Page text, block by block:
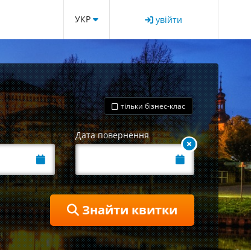
УКР увійти
тільки бізнес-клас
Дата повернення
Знайти квитки